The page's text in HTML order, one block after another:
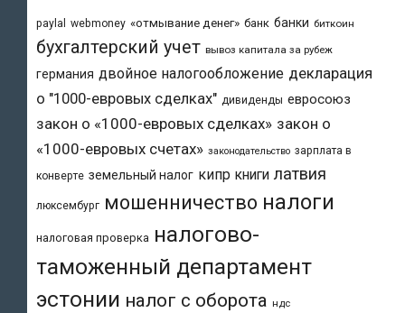
paylal webmoney «отмывание денег» банк банки биткоин
бухгалтерский учет вывоз капитала за рубеж
германия двойное налогообложение декларация
о "1000-евровых сделках" дивиденды евросоюз
закон о «1000-евровых сделках» закон о
«1000-евровых счетах» законодательство зарплата в
конверте земельный налог кипр книги латвия
люксембург мошенничество налоги
налоговая проверка налогово-
таможенный департамент
эстонии налог с оборота ндс